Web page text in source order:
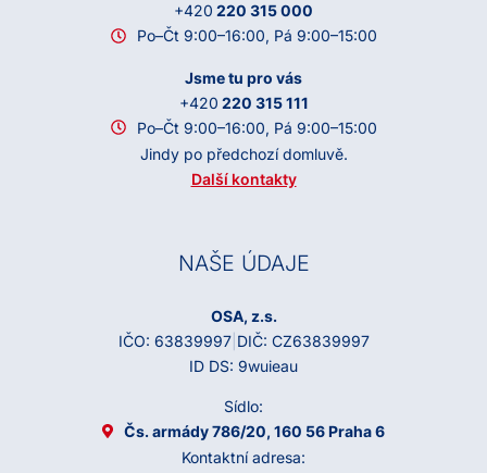
+420 220 315 000
Po–Čt 9:00–16:00, Pá 9:00–15:00
Jsme tu pro vás
+420 220 315 111
Po–Čt 9:00–16:00, Pá 9:00–15:00
Jindy po předchozí domluvě.
Další kontakty
NAŠE ÚDAJE
OSA, z.s.
IČO: 63839997| DIČ: CZ63839997
ID DS: 9wuieau
Sídlo:
Čs. armády 786/20, 160 56 Praha 6
Kontaktní adresa: